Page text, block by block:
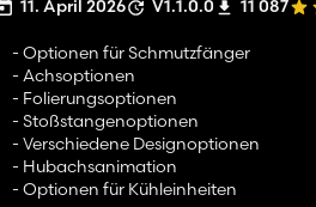
11. April 2026 V1.1.0.0 11 087
- Optionen für Schmutzfänger
- Achsoptionen
- Folierungsoptionen
- Stoßstangenoptionen
- Verschiedene Designoptionen
- Hubachsanimation
- Optionen für Kühleinheiten